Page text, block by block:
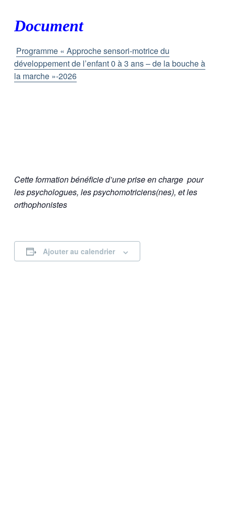
Document
Programme « Approche sensori-motrice du
développement de l’enfant 0 à 3 ans – de la bouche à
la marche »-2026
Cette formation bénéficie d’une prise en charge pour
les psychologues, les psychomotriciens(nes), et les
orthophonistes
Ajouter au calendrier